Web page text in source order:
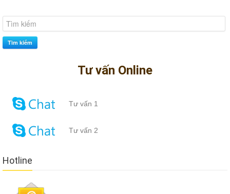
Tìm kiếm
Tư vấn Online
Tư vấn 1
Tư vấn 2
Hotline